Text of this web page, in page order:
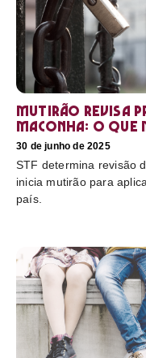
Mutirão revisa
maconha: o que
30 de junho de 2025
STF determina revisão
inicia mutirão para
país.